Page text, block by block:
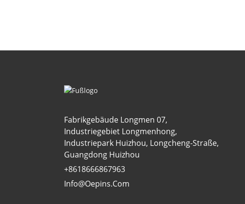
Fabrikgebäude Longmen 07,
Industriegebiet Longmenhong,
Industriepark Huizhou, Longcheng-Straße,
Guangdong Huizhou
+8618666867963
Info@oepins.com